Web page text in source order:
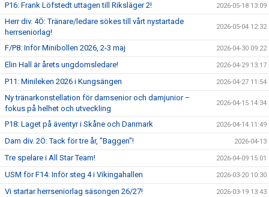
P16: Frank Löfstedt uttagen till Riksläger 2! 2026-05-18 13:09
Herr div. 4Ö: Tränare/ledare sökes till vårt nystartade
herrseniorlag!
2026-05-04 12:32
F/P8: Inför Minibollen 2026, 2-3 maj 2026-04-30 09:22
Elin Hall är årets ungdomsledare! 2026-04-29 13:17
P11: Minileken 2026 i Kungsängen 2026-04-27 11:54
Ny tränarkonstellation för damsenior och damjunior –
fokus på helhet och utveckling
2026-04-15 14:34
P18: Laget på äventyr i Skåne och Danmark 2026-04-14 11:49
Dam div. 2Ö: Tack för tre år, "Baggen"! 2026-04-13
Tre spelare i All Star Team! 2026-04-09 15:01
USM för F14: Inför steg 4 i Vikingahallen 2026-03-20 10:30
Vi startar herrseniorlag säsongen 26/27! 2026-03-19 13:43